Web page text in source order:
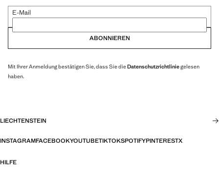
E-Mail
ABONNIEREN
Mit Ihrer Anmeldung bestätigen Sie, dass Sie dieDatenschutzrichtliniegelesen
haben.
LIECHTENSTEIN
INSTAGRAMFACEBOOKYOUTUBETIKTOKSPOTIFYPINTERESTX
HILFE